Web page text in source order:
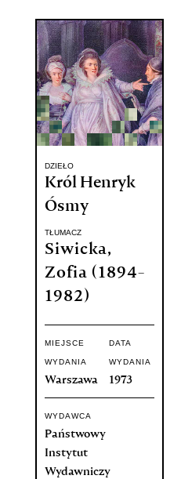
DZIEŁO
Król Henryk
Ósmy
TŁUMACZ
Siwicka,
Zofia (1894-
1982)
MIEJSCE
WYDANIA
Warszawa
DATA
WYDANIA
1973
WYDAWCA
Państwowy
Instytut
Wydawniczy